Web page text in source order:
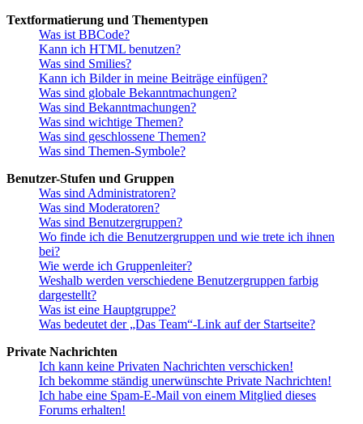
Textformatierung und Thementypen
Was ist BBCode?
Kann ich HTML benutzen?
Was sind Smilies?
Kann ich Bilder in meine Beiträge einfügen?
Was sind globale Bekanntmachungen?
Was sind Bekanntmachungen?
Was sind wichtige Themen?
Was sind geschlossene Themen?
Was sind Themen-Symbole?
Benutzer-Stufen und Gruppen
Was sind Administratoren?
Was sind Moderatoren?
Was sind Benutzergruppen?
Wo finde ich die Benutzergruppen und wie trete ich ihnen
bei?
Wie werde ich Gruppenleiter?
Weshalb werden verschiedene Benutzergruppen farbig
dargestellt?
Was ist eine Hauptgruppe?
Was bedeutet der „Das Team“-Link auf der Startseite?
Private Nachrichten
Ich kann keine Privaten Nachrichten verschicken!
Ich bekomme ständig unerwünschte Private Nachrichten!
Ich habe eine Spam-E-Mail von einem Mitglied dieses
Forums erhalten!